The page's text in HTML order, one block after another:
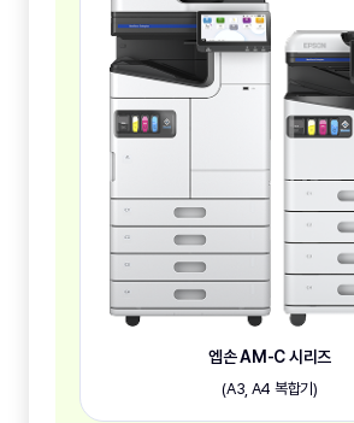
엡손 AM-C 시리즈
(A3, A4 복합기)